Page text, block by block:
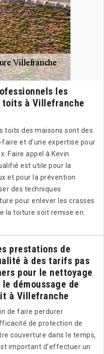
les
toits à Villefranche
toits des maisons sont des
et d'une expertise pour
Faire appel à Kevin
est utile pour la
et pour la prévention
des techniques
pour enlever les crasses
la toiture soit remise en
prestations de
à des tarifs pas
pour le nettoyage
démoussage de
à Villefranche
de faire perdurer
de protection de
couverture dans le temps,
important d’effectuer un